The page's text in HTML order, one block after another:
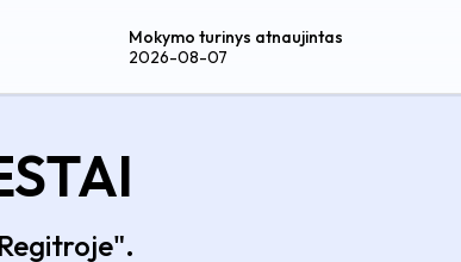
Mokymo turinys atnaujintas
2026-08-07